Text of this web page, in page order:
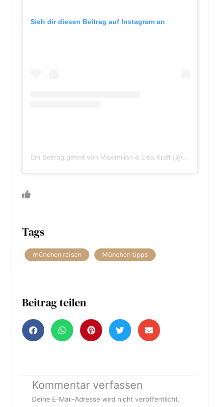
Sieh dir diesen Beitrag auf Instagram an
Ein Beitrag geteilt von Maximilian & Lisa Kraft (@zweidiereisen)
Tags
münchen reisen München tipps
Beitrag teilen
Kommentar verfassen
Deine E-Mail-Adresse wird nicht veröffentlicht.